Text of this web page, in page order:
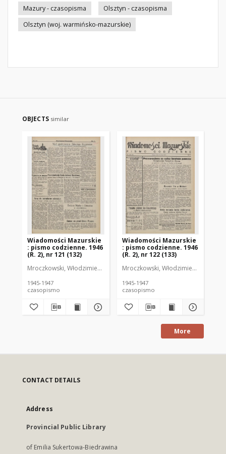
Mazury - czasopisma
Olsztyn - czasopisma
Olsztyn (woj. warmińsko-mazurskie)
OBJECTS similar
Wiadomości Mazurskie
: pismo codzienne. 1946
(R. 2), nr 121 (132)
Mroczkowski, Włodzimierz (1902-1971). Redaktor
1945-1947
czasopismo
Wiadomości Mazurskie
: pismo codzienne. 1946
(R. 2), nr 122 (133)
Mroczkowski, Włodzimierz (1902-
1945-1947
czasopismo
More
CONTACT DETAILS
Address
Provincial Public Library
of Emilia Sukertowa-Biedrawina